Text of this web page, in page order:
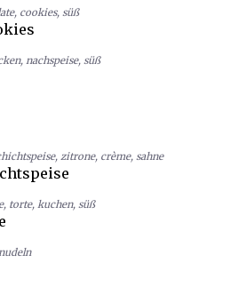
, cookies, süß
, nachspeise, süß
, zitrone, crème, sahne
, torte, kuchen, süß